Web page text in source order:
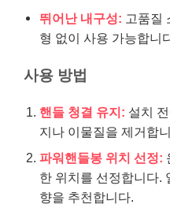
뛰어난 내구성: 고품질
형 없이 사용 가능합니
사용 방법
핸들 청결 유지: 설치
지나 이물질을 제거합
파워핸들봉 위치 선정:
한 위치를 선정합니다.
향을 추천합니다.